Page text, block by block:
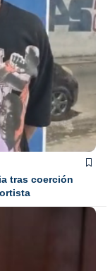
tras coerción